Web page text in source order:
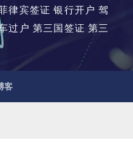
律宾签证 银行开户 驾
过户 第三国签证 第三
客